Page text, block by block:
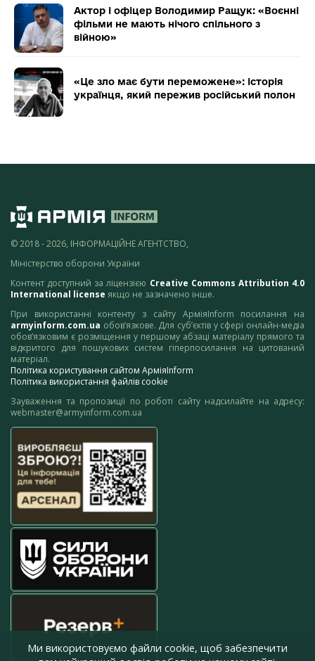
Актор і офіцер Володимир Ращук: «Воєнні
фільми не мають нічого спільного з
війною»
«Це зло має бути переможене»: історія
українця, який пережив російський полон
© 2018 - 2026, ІНФОРМАЦІЙНЕ АГЕНТСТВО,
Міністерство оборони України
Контент доступний за ліцензією Creative Commons Attribution 4.0
International license якщо не зазначено інше.
При використанні контенту з сайту АрміяInform посилання на
armyinform.com.ua обов’язкове. Для суб’єктів у сфері онлайн-медіа
обов’язковим є розміщення у першому абзаці матеріалу прямого та
відкритого для пошукових систем гіперпосилання на цитований
матеріал.
Політика користування сайтом АрміяInform
Політика використання файлів cookie
Зауваження та пропозиції по роботі сайту надсилайте на адресу:
webmaster@armyinform.com.ua
Ми використовуємо файли cookie, щоб забезпечити